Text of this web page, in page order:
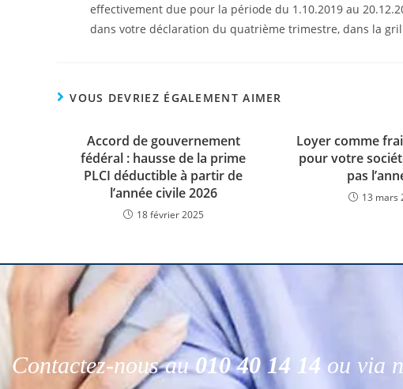
effectivement due pour la période du 1.10.2019 au
dans votre déclaration du quatrième trimestre, dans la
VOUS DEVRIEZ ÉGALEMENT AIMER
Accord de gouvernement
fédéral : hausse de la prime
PLCI déductible à partir de
l’année civile 2026
18 février 2025
Loyer comme
pour votre
pas
13 mars
Contactez-nous au010 40 14 14 ou via